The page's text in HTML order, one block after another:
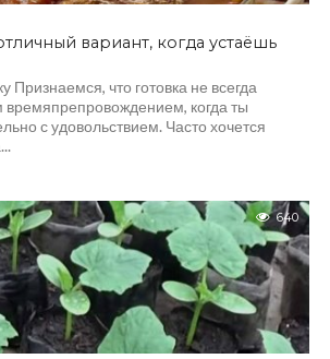
вариант, когда устаёшь
Признаемся, что готовка не всегда
времяпрепровождением, когда ты
с удовольствием. Часто хочется
640